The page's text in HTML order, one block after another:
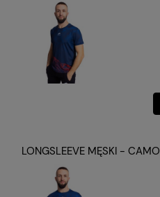
LONGSLEEVE MĘSKI - CAMO